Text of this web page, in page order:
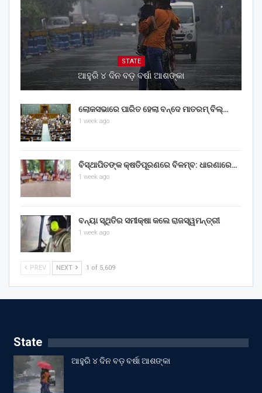
STATE
ଆହୁରି ୪ ଦିନ ବଡ଼ ବର୍ଷା ଆଶଙ୍କା
ଲୋକସଭାରେ ପାରିତ ହେଲା ବନ୍ଦେ ମାତରମ୍‌ ବିଲ୍‌…
1 week ago
ବିସ୍ଥାପିତଙ୍କ କ୍ଷତିପୂରଣରେ ବିଳମ୍ବ: ଧାରଣାରେ…
1 week ago
ବନ୍ୟା ସ୍ଥିତିର ସମୀକ୍ଷା କଲେ ରାଜସ୍ୱମନ୍ତ୍ରୀ
1 week ago
PREV NEXT 1 of 5,609
State
ଆହୁରି ୪ ଦିନ ବଡ଼ ବର୍ଷା ଆଶଙ୍କା